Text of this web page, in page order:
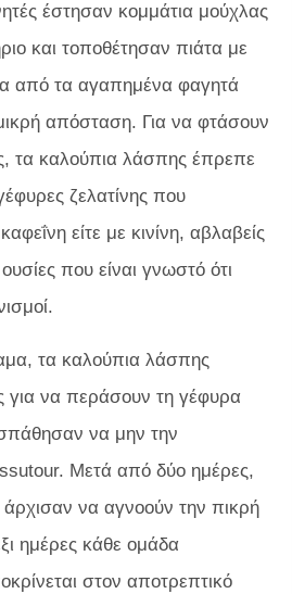
έστησαν κομμάτια μούχλας
και τοποθέτησαν πιάτα με
από τα αγαπημένα φαγητά
απόσταση. Για να φτάσουν
τα καλούπια λάσπης έπρεπε
ζελατίνης που
είτε με κινίνη, αβλαβείς
που είναι γνωστό ότι
τα καλούπια λάσπης
για να περάσουν τη γέφυρα
να μην την
Μετά από δύο ημέρες,
να αγνοούν την πικρή
ημέρες κάθε ομάδα
στον αποτρεπτικό